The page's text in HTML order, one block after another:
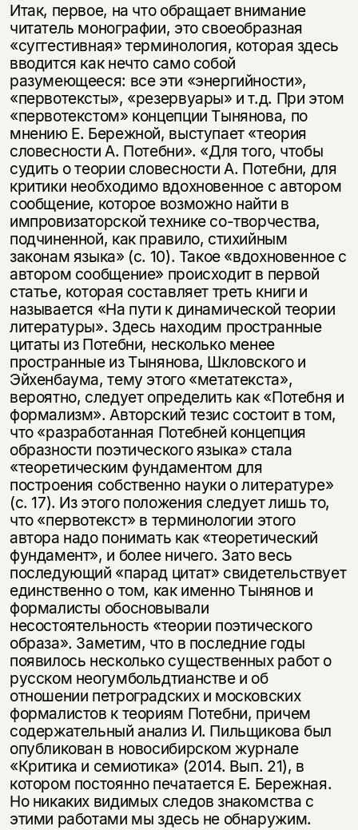
Итак, первое, на что обращает внимание
читатель монографии, это своеобразная
«суггестивная» терминология, которая здесь
вводится как нечто само собой
разумеющееся: все эти «энергийности»,
«первотексты», «резервуары» и т.д. При этом
«первотекстом» концепции Тынянова, по
мнению Е. Бережной, выступает «теория
словесности А. Потебни». «Для того, чтобы
судить о теории словесности А. Потебни, для
критики необходимо вдохновенное с автором
сообщение, которое возможно найти в
импровизаторской технике со-творчества,
подчиненной, как правило, стихийным
законам языка» (с. 10). Такое «вдохновенное с
автором сообщение» происходит в первой
статье, которая составляет треть книги и
называется «На пути к динамической теории
литературы». Здесь находим пространные
цитаты из Потебни, несколько менее
пространные из Тынянова, Шкловского и
Эйхенбаума, тему этого «метатекста»,
вероятно, следует определить как «Потебня и
формализм». Авторский тезис состоит в том,
что «разработанная Потебней концепция
образности поэтического языка» стала
«теоретическим фундаментом для
построения собственно науки о литературе»
(с. 17). Из этого положения следует лишь то,
что «первотекст» в терминологии этого
автора надо понимать как «теоретический
фундамент», и более ничего. Зато весь
последующий «парад цитат» свидетельствует
единственно о том, как именно Тынянов и
формалисты обосновывали
несостоятельность «теории поэтического
образа». Заметим, что в последние годы
появилось несколько существенных работ о
русском неогумбольдтианстве и об
отношении петроградских и московских
формалистов к теориям Потебни, причем
содержательный анализ И. Пильщикова был
опубликован в новосибирском журнале
«Критика и семиотика» (2014. Вып. 21), в
котором постоянно печатается Е. Бережная.
Но никаких видимых следов знакомства с
этими работами мы здесь не обнаружим.